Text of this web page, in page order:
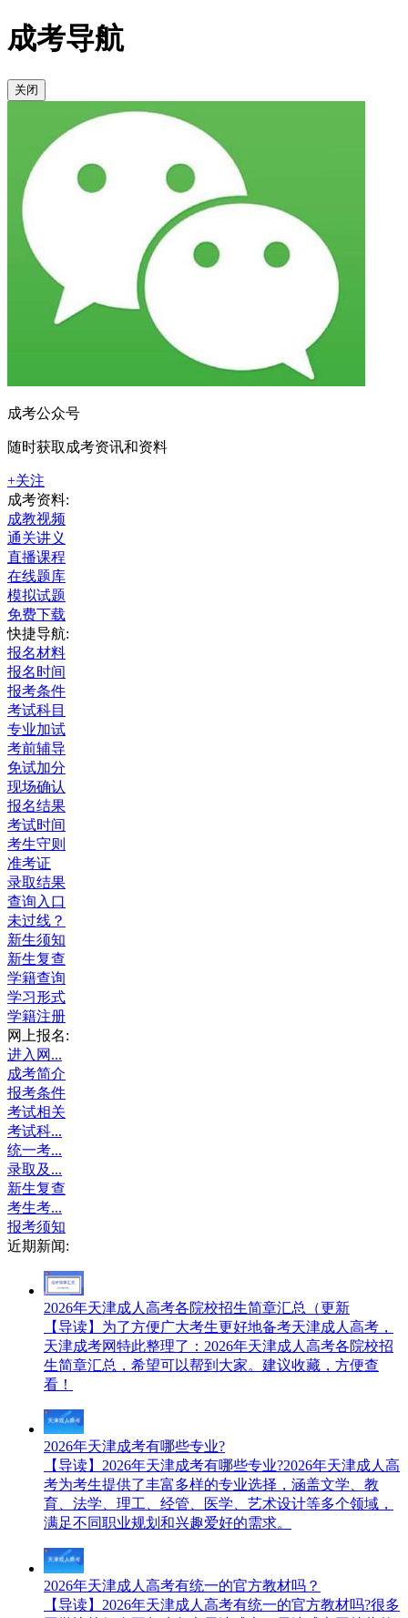
成考导航
关闭
成考公众号
随时获取成考资讯和资料
+关注
成考资料:
成教视频
通关讲义
直播课程
在线题库
模拟试题
免费下载
快捷导航:
报名材料
报名时间
报考条件
考试科目
专业加试
考前辅导
免试加分
现场确认
报名结果
考试时间
考生守则
准考证
录取结果
查询入口
未过线？
新生须知
新生复查
学籍查询
学习形式
学籍注册
网上报名:
进入网...
成考简介
报考条件
考试相关
考试科...
统一考...
录取及...
新生复查
考生考...
报考须知
近期新闻:
2026年天津成人高考各院校招生简章汇总（更新
【导读】为了方便广大考生更好地备考天津成人高考，
天津成考网特此整理了：2026年天津成人高考各院校招
生简章汇总，希望可以帮到大家。建议收藏，方便查
看！
2026年天津成考有哪些专业?
【导读】2026年天津成考有哪些专业?2026年天津成人高
考为考生提供了丰富多样的专业选择，涵盖文学、教
育、法学、理工、经管、医学、艺术设计等多个领域，
满足不同职业规划和兴趣爱好的需求。
2026年天津成人高考有统一的官方教材吗？
【导读】2026年天津成人高考有统一的官方教材吗?很多